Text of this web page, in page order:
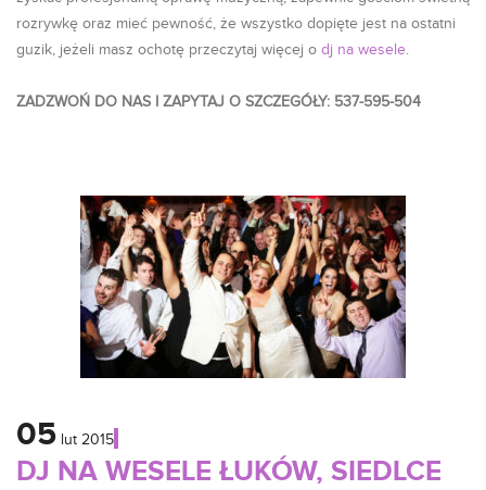
rozrywkę oraz mieć pewność, że wszystko dopięte jest na ostatni
guzik, jeżeli masz ochotę przeczytaj więcej o dj na wesele.
ZADZWOŃ DO NAS I ZAPYTAJ O SZCZEGÓŁY: 537-595-504
05 lut 2015
DJ NA WESELE ŁUKÓW, SIEDLCE